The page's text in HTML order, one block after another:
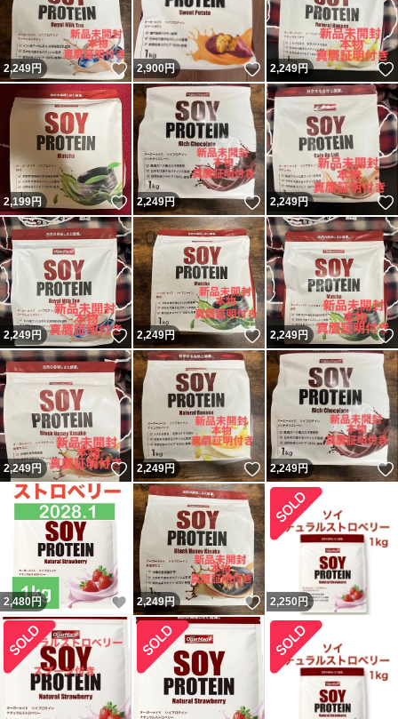
2,249円 いいね！
2,900円 いいね！
2,249円
2,199円 いいね！
2,249円 いいね！
2,249円
2,249円 いいね！
2,249円 いいね！
2,249円
2,249円 いいね！
2,249円 いいね！
2,249円
2,480円 いいね！
2,249円 いいね！
2,250 円